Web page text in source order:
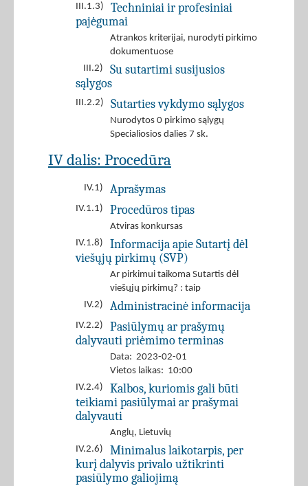
III.1.3)
Techniniai ir profesiniai
pajėgumai
Atrankos kriterijai, nurodyti pirkimo
dokumentuose
III.2)
Su sutartimi susijusios
sąlygos
III.2.2) Sutarties vykdymo sąlygos
Nurodytos 0 pirkimo sąlygų
Specialiosios dalies 7 sk.
IV dalis: Procedūra
IV.1) Aprašymas
IV.1.1) Procedūros tipas
Atviras konkursas
IV.1.8)
Informacija apie Sutartį dėl
viešųjų pirkimų (SVP)
Ar pirkimui taikoma Sutartis dėl
viešųjų pirkimų? : taip
IV.2)
Administracinė informacija
IV.2.2)
Pasiūlymų ar prašymų
dalyvauti priėmimo terminas
Data: 2023-02-01
Vietos laikas: 10:00
IV.2.4)
Kalbos, kuriomis gali būti
teikiami pasiūlymai ar prašymai
dalyvauti
Anglų, Lietuvių
IV.2.6)
Minimalus laikotarpis, per
kurį dalyvis privalo užtikrinti
pasiūlymo galiojimą